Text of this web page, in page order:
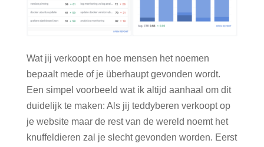
Wat jij verkoopt en hoe mensen het noemen
bepaalt mede of je überhaupt gevonden wordt.
Een simpel voorbeeld wat ik altijd aanhaal om dit
duidelijk te maken: Als jij teddyberen verkoopt op
je website maar de rest van de wereld noemt het
knuffeldieren zal je slecht gevonden worden. Eerst